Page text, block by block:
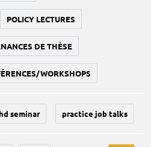
POLICY LECTURES
DE THÈSE
WORKSHOPS
seminar practice job talks